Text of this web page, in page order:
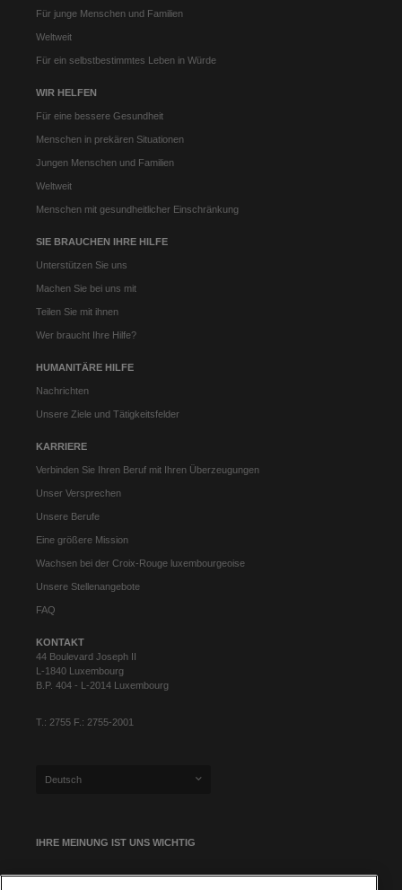
Für junge Menschen und Familien
Weltweit
Für ein selbstbestimmtes Leben in Würde
WIR HELFEN
Für eine bessere Gesundheit
Menschen in prekären Situationen
Jungen Menschen und Familien
Weltweit
Menschen mit gesundheitlicher Einschränkung
SIE BRAUCHEN IHRE HILFE
Unterstützen Sie uns
Machen Sie bei uns mit
Teilen Sie mit ihnen
Wer braucht Ihre Hilfe?
HUMANITÄRE HILFE
Nachrichten
Unsere Ziele und Tätigkeitsfelder
KARRIERE
Verbinden Sie Ihren Beruf mit Ihren Überzeugungen
Unser Versprechen
Unsere Berufe
Eine größere Mission
Wachsen bei der Croix-Rouge luxembourgeoise
Unsere Stellenangebote
FAQ
KONTAKT
44 Boulevard Joseph II
L-1840 Luxembourg
B.P. 404 - L-2014 Luxembourg
T.: 2755 F.: 2755-2001
Deutsch
IHRE MEINUNG IST UNS WICHTIG